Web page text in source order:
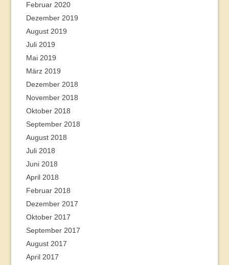
Februar 2020
Dezember 2019
August 2019
Juli 2019
Mai 2019
März 2019
Dezember 2018
November 2018
Oktober 2018
September 2018
August 2018
Juli 2018
Juni 2018
April 2018
Februar 2018
Dezember 2017
Oktober 2017
September 2017
August 2017
April 2017